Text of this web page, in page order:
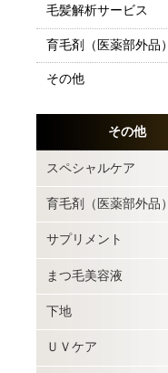
毛髪解析サービス
育毛剤（医薬部外品）
その他
その他
スペシャルケア
育毛剤（医薬部外品）
サプリメント
まつ毛美容液
下地
ＵＶケア